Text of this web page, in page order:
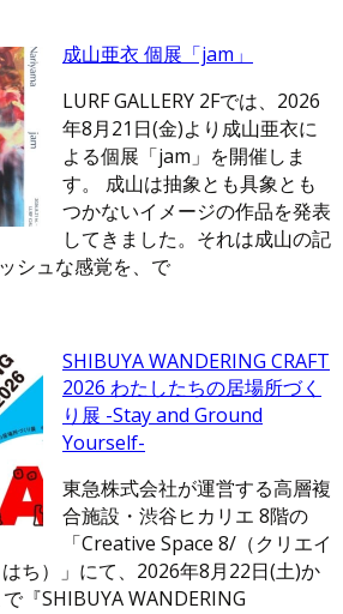
成山亜衣 個展「jam」
LURF GALLERY 2Fでは、2026
年8月21日(金)より成山亜衣に
よる個展「jam」を開催しま
す。 成山は抽象とも具象とも
つかないイメージの作品を発表
してきました。それは成山の記
シュな感覚を、で
SHIBUYA WANDERING CRAFT
2026 わたしたちの居場所づく
り展 -Stay and Ground
Yourself-
東急株式会社が運営する高層複
合施設・渋谷ヒカリエ 8階の
「Creative Space 8/（クリエイ
ち）」にて、2026年8月22日(土)か
『SHIBUYA WANDERING